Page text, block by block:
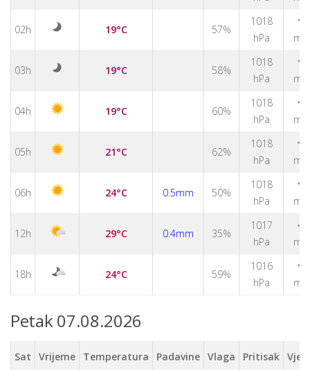
02h 19°C 57%
1018
hPa
↑
m/s
03h 19°C 58%
1018
hPa
↑
m/s
04h 19°C 60%
1018
hPa
↑
m/s
05h 21°C 62%
1018
hPa
↑
m/s
06h 24°C 0.5mm 50%
1018
hPa
↑
m/s
12h 29°C 0.4mm 35%
1017
hPa
↑
m/s
18h 24°C 59%
1016
hPa
↑
m/s
Petak 07.08.2026
Sat Vrijeme Temperatura Padavine Vlaga Pritisak